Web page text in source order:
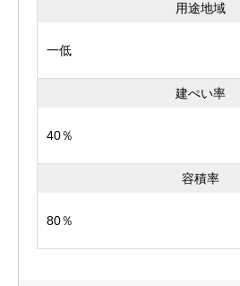
用途地域
一低
建ぺい率
40％
容積率
80％